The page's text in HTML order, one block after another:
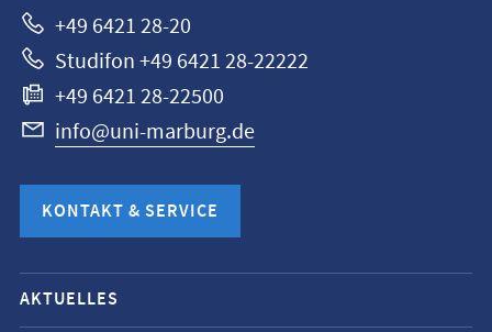
+49 6421 28-20
Studifon +49 6421 28-22222
+49 6421 28-22500
info@uni-marburg.de
KONTAKT & SERVICE
Mobile-
Service-
AKTUELLES